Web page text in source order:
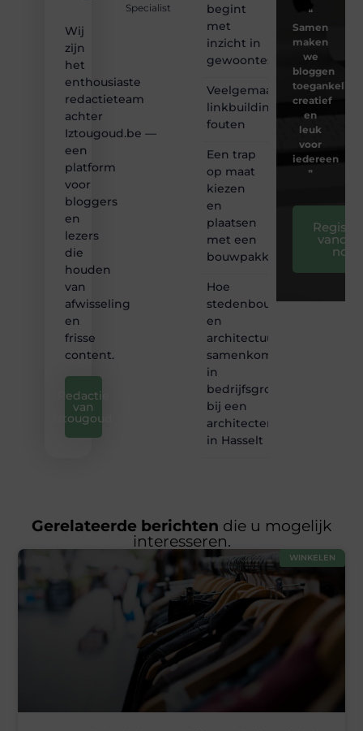
Specialist
Wij
zijn
het
enthousiaste
redactieteam
achter
Iztougoud.be —
een
platform
voor
bloggers
en
lezers
die
houden
van
afwisseling
en
frisse
content.
Redactie
van
iztougoud
begint
met
inzicht in
gewoontes
Veelgemaakte
linkbuilding
fouten
Een trap
op maat
kiezen
en
plaatsen
met een
bouwpakket
Hoe
stedenbouw
en
architectuur
samenkomen
in
bedrijfsgroei
bij een
architectenbureau
in Hasselt
❝
Samen
maken
we
bloggen
toegankelijk,
creatief
en
leuk
voor
iedereen
❞
nog
Gerelateerde berichten die u mogelijk
interesseren.
WINKELEN